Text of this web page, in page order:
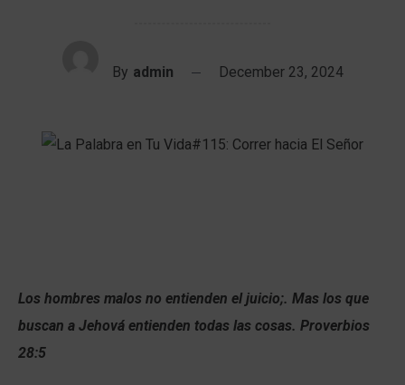
By admin December 23, 2024
Los hombres malos no entienden el juicio;. Mas los que
buscan a Jehová entienden todas las cosas. Proverbios
28:5